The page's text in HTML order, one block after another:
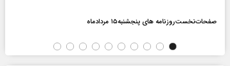
صفحات‌نخست‌روزنامه ها‌ی پنجشنبه‌۱۵ مردادماه